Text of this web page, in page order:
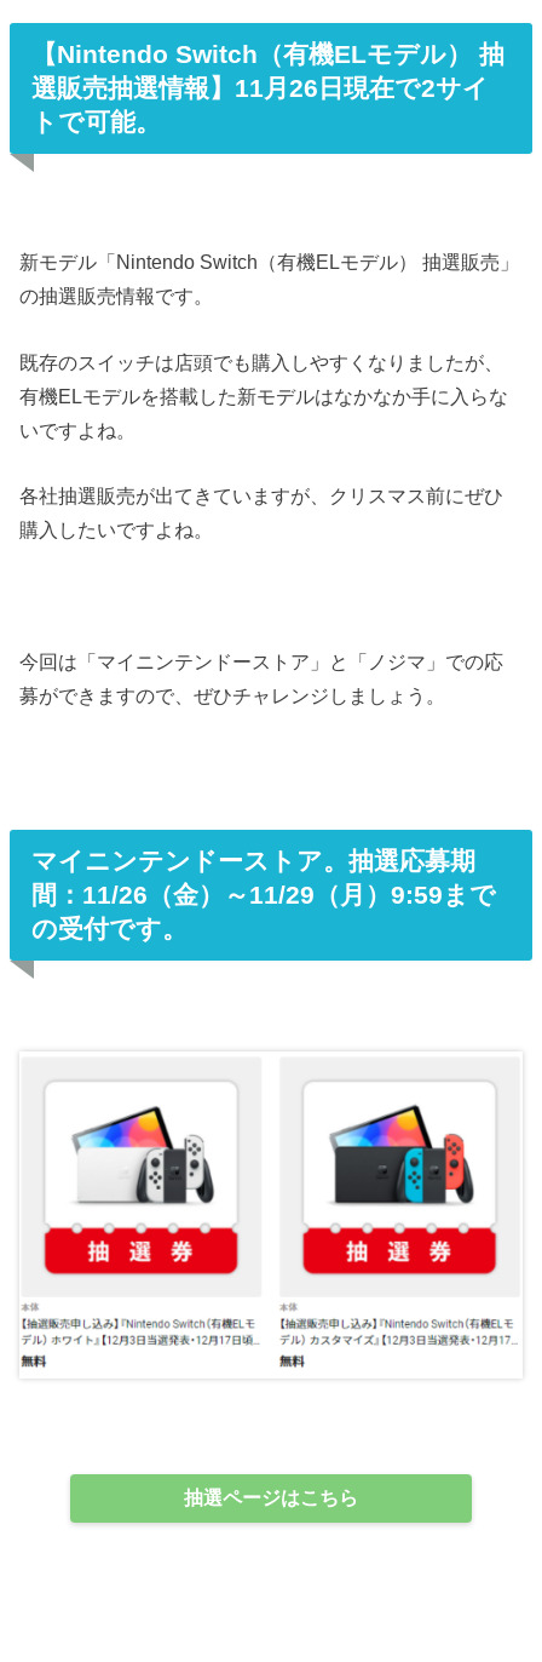
【Nintendo Switch（有機ELモデル） 抽
選販売抽選情報】11月26日現在で2サイ
トで可能。
新モデル「Nintendo Switch（有機ELモデル） 抽選販売」
の抽選販売情報です。
既存のスイッチは店頭でも購入しやすくなりましたが、
有機ELモデルを搭載した新モデルはなかなか手に入らな
いですよね。
各社抽選販売が出てきていますが、クリスマス前にぜひ
購入したいですよね。
今回は「マイニンテンドーストア」と「ノジマ」での応
募ができますので、ぜひチャレンジしましょう。
マイニンテンドーストア。抽選応募期
間：11/26（金）～11/29（月）9:59まで
の受付です。
抽選ページはこちら